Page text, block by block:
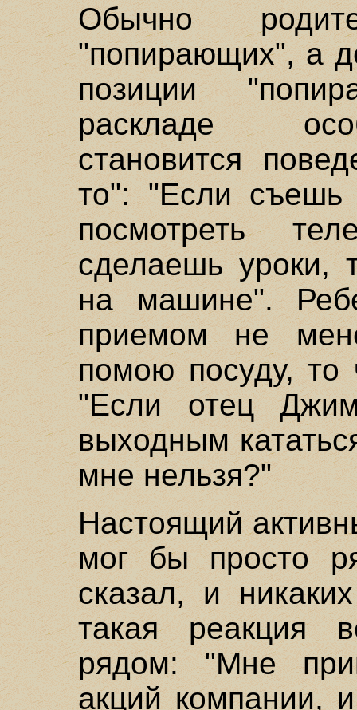
Обычно
"попирающих", а
позиции
раскладе
становится
то": "Если съешь
посмотреть
сделаешь уроки,
на машине".
приемом не
помою посуду, то
"Если отец
выходным
мне нельзя?"
Настоящий
мог бы просто
сказал, и
такая реакция
рядом: "Мне
акций компании,